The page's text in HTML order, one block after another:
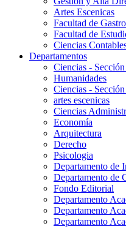
Artes Escenicas
Facultad de
Facultad de
Ciencias
Departamentos
Ciencias -
Humanidades
Ciencias -
artes escenicas
Ciencias
Economía
Arquitectura
Derecho
Psicologia
Departamento de
Departamento de
Fondo Editorial
Departamento
Departamento
Departamento